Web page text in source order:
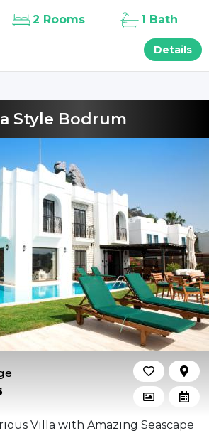
Details
2 Rooms 1 Bath
Style Bodrum
Villa with Amazing Seascape